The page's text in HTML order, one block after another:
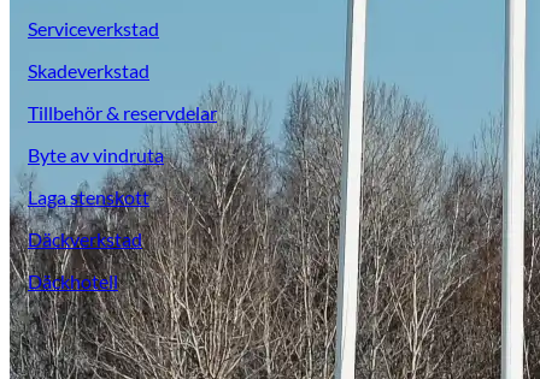
Opel
Serviceverkstad
Skadeverkstad
Tillbehör & reservdelar
Byte av vindruta
Laga stenskott
Däckverkstad
Däckhotell